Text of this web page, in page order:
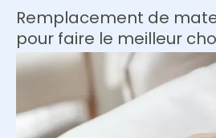
lit
parfaite
pour
votre
à
coucher
Remplacement de
pour faire le meilleur